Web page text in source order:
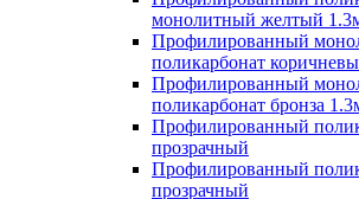
монолитный желтый
Профилированный
поликарбонат
Профилированный
поликарбонат бронза
Профилированный
прозрачный
Профилированный
прозрачный